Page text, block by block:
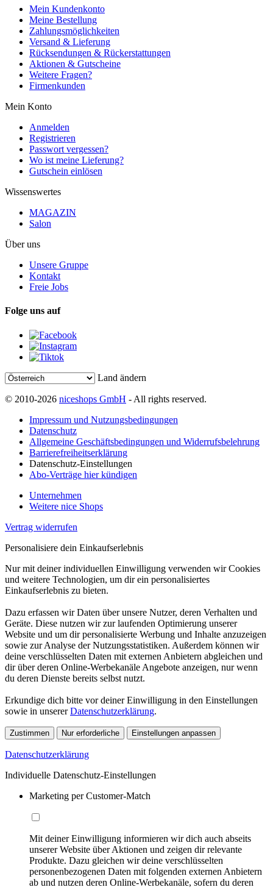
Mein Kundenkonto
Meine Bestellung
Zahlungsmöglichkeiten
Versand & Lieferung
Rücksendungen & Rückerstattungen
Aktionen & Gutscheine
Weitere Fragen?
Firmenkunden
Mein Konto
Anmelden
Registrieren
Passwort vergessen?
Wo ist meine Lieferung?
Gutschein einlösen
Wissenswertes
MAGAZIN
Salon
Über uns
Unsere Gruppe
Kontakt
Freie Jobs
Folge uns auf
Land ändern
© 2010-2026 niceshops GmbH - All rights reserved.
Impressum und Nutzungsbedingungen
Datenschutz
Allgemeine Geschäftsbedingungen und Widerrufsbelehrung
Barrierefreiheitserklärung
Datenschutz-Einstellungen
Abo-Verträge hier kündigen
Unternehmen
Weitere nice Shops
Vertrag widerrufen
Personalisiere dein Einkaufserlebnis
Nur mit deiner individuellen Einwilligung verwenden wir Cookies
und weitere Technologien, um dir ein personalisiertes
Einkaufserlebnis zu bieten.
Dazu erfassen wir Daten über unsere Nutzer, deren Verhalten und
Geräte. Diese nutzen wir zur laufenden Optimierung unserer
Website und um dir personalisierte Werbung und Inhalte anzuzeigen
sowie zur Analyse der Nutzungsstatistiken. Außerdem können wir
deine verschlüsselten Daten mit externen Anbietern abgleichen und
dir über deren Online-Werbekanäle Angebote anzeigen, nur wenn
du deren Dienste bereits selbst nutzt.
Erkundige dich bitte vor deiner Einwilligung in den Einstellungen
sowie in unsererDatenschutzerklärung.
Zustimmen Nur erforderliche Einstellungen anpassen
Datenschutzerklärung
Individuelle Datenschutz-Einstellungen
Marketing per Customer-Match
Mit deiner Einwilligung informieren wir dich auch abseits
unserer Website über Aktionen und zeigen dir relevante
Produkte. Dazu gleichen wir deine verschlüsselten
personenbezogenen Daten mit folgenden externen Anbietern
ab und nutzen deren Online-Werbekanäle, sofern du deren